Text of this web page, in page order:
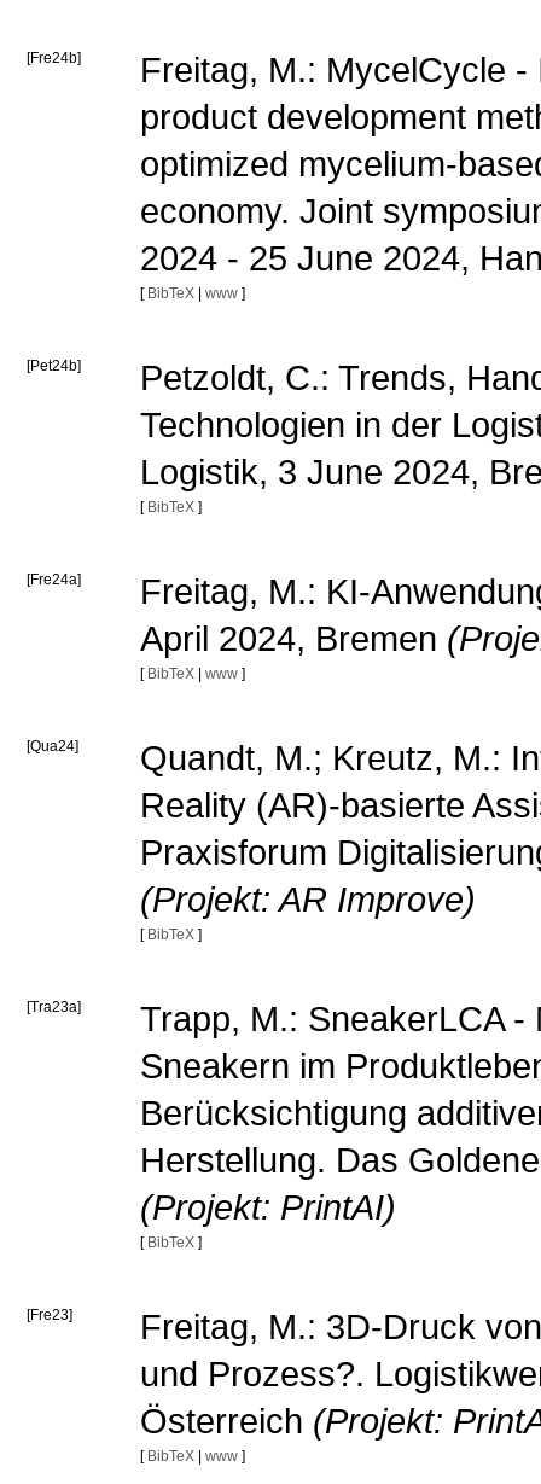
[Fre24b]
Freitag, M.: MycelCycle
product development
optimized mycelium-
economy. Joint
2024 - 25 June 2024,
[ BibTeX| www ]
[Pet24b]
Petzoldt, C.: Trends,
Technologien in der
Logistik, 3 June 2024,
[ BibTeX ]
[Fre24a]
Freitag, M.: KI-
April 2024, Bremen
[ BibTeX| www ]
[Qua24]
Quandt, M.; Kreutz, M.:
Reality (AR)-basierte
Praxisforum
(Projekt: AR Improve)
[ BibTeX ]
[Tra23a]
Trapp, M.: SneakerLCA
Sneakern im
Berücksichtigung
Herstellung. Das
(Projekt: PrintAI)
[ BibTeX ]
[Fre23]
Freitag, M.: 3D-Druck
und Prozess?.
Österreich (Projekt:
[ BibTeX| www ]